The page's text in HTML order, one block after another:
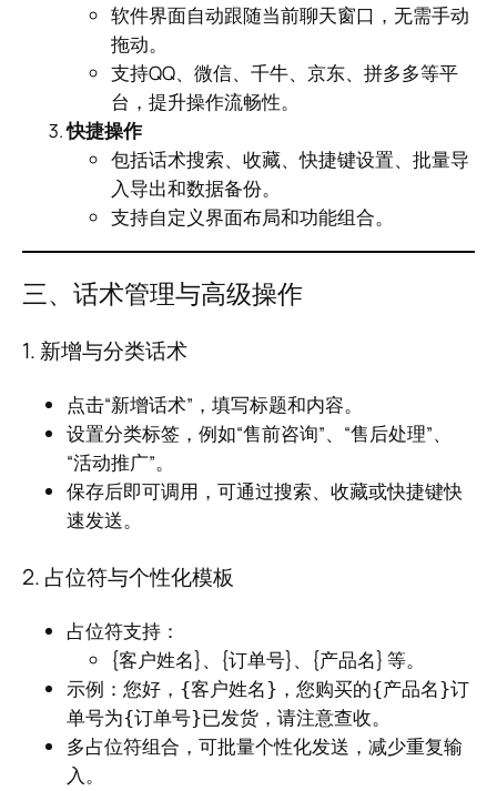
软件界面自动跟随当前聊天窗口，无需手动
拖动。
支持QQ、微信、千牛、京东、拼多多等平
台，提升操作流畅性。
快捷操作
包括话术搜索、收藏、快捷键设置、批量导
入导出和数据备份。
支持自定义界面布局和功能组合。
三、话术管理与高级操作
1. 新增与分类话术
点击“新增话术”，填写标题和内容。
设置分类标签，例如“售前咨询”、“售后处理”、
“活动推广”。
保存后即可调用，可通过搜索、收藏或快捷键快
速发送。
2. 占位符与个性化模板
占位符支持：
{客户姓名}、{订单号}、{产品名} 等。
示例： 您好，{客户姓名}，您购买的{产品名}订
单号为{订单号}已发货，请注意查收。
多占位符组合，可批量个性化发送，减少重复输
入。